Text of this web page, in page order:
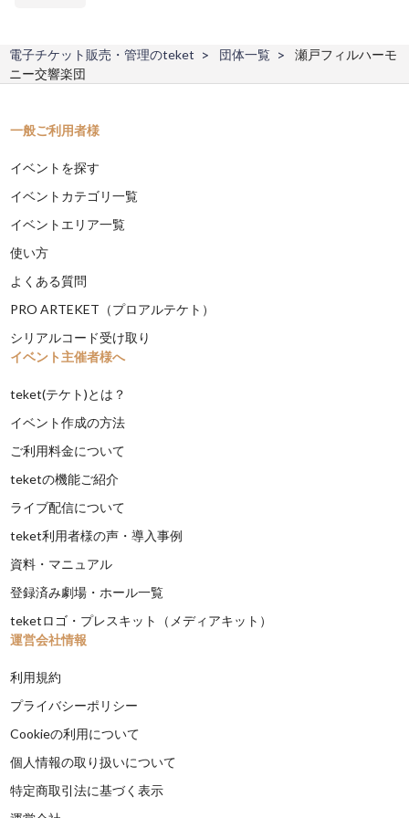
電子チケット販売・管理のteket 団体一覧
瀬戸フィルハーモ
ニー交響楽団
一般ご利用者様
イベントを探す
イベントカテゴリ一覧
イベントエリア一覧
使い方
よくある質問
PRO ARTEKET（プロアルテケト）
シリアルコード受け取り
イベント主催者様へ
teket(テケト)とは？
イベント作成の方法
ご利用料金について
teketの機能ご紹介
ライブ配信について
teket利用者様の声・導入事例
資料・マニュアル
登録済み劇場・ホール一覧
teketロゴ・プレスキット（メディアキット）
運営会社情報
利用規約
プライバシーポリシー
Cookieの利用について
個人情報の取り扱いについて
特定商取引法に基づく表示